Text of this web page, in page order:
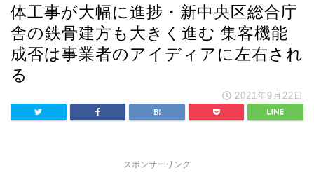
体工事が大幅に進捗・新中央区総合庁
舎の鉄骨建方も大きく進む 集客機能
成否は事業者のアイディアに左右され
る
2021年9月22日
スポンサーリンク